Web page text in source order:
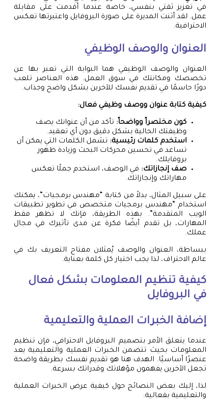
في تعزيز ثقتي بنفسي، خاصة عندما أقدمت على مقابلة
عمل. لقد أثنت المديرة على صورة البروفايل واعتبرتها تعكس
الاحترافية.
العنوان والوصف الوظيفي
العنوان والوصف الوظيفي هما البوابة التي تعبر بها عن
تخصصك ومكانتك في سوق العمل. هذه العناصر تلعب
دورًا حاسمًا في تقديم نفسك للآخرين بشكل واضح وجذاب.
كيفية كتابة عنوان ووصف وظيفي فعال:
كون مختصراً وواضحاً: تأكد من أن عنوانك يصف
وظيفتك الحالية بشكل دقيق دون أي تعقيد.
استخدم كلمات رئيسية: تشمل الكلمات التي يمكن أن
تساعد في تحسين محركات البحث وزيادة ظهور
بروفايلك.
صف إنجازاتك: في الوصف، استخدم جملًا تعكس
مهاراتك وإنجازاتك.
على سبيل المثال، بدلاً من كتابة “مهندس برمجيات”، يمكنك
استخدام “مهندس برمجيات متخصص في تطوير تطبيقات
الويب المتقدمة”. بهذه الطريقة، فإنك لا تظهر فقط
المهارات، بل تقدم أيضًا فكرة عن مدى تأثيرك في مجال
عملك.
ببساطة، العنوان والوصف يُمثلان مفتاح التعريف بك في
عالم الاحتراف، لذا يجب اختيار كل كلمة بعناية.
كيفية تنظيم المعلومات بشكل فعال
في البروفايل
إضافة الخبرات العملية والتعليمية
عندما يتعلق الأمر بتصميم البروفايل الاحترافي، فإن تنظيم
المعلومات بحيث تتضمن الخبرات العملية والتعليمية يعد
عنصرًا أساسيًا. الهدف هنا هو تقديم نفسك بطريقة واضحة
تجعل الآخرين يفهمون مؤهلاتك وقدراتك بسرعة.
لذا، إليك بعض النصائح حول كيفية عرض الخبرات العملية
والتعليمية بفعالية: